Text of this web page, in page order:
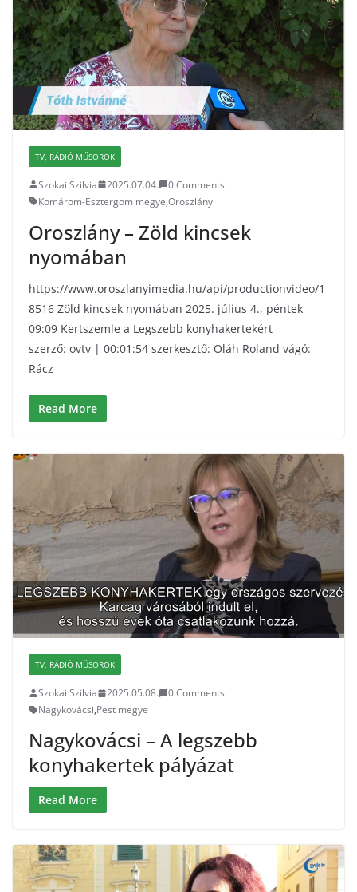
TV, RÁDIÓ MŰSOROK
Szokai Szilvia 2025.07.04.
0 Comments
Komárom-Esztergom megye,Oroszlány
Oroszlány – Zöld kincsek
nyomában
https://www.oroszlanyimedia.hu/api/productionvideo/1
8516 Zöld kincsek nyomában 2025. július 4., péntek
09:09 Kertszemle a Legszebb konyhakertekért
szerző: ovtv | 00:01:54 szerkesztő: Oláh Roland vágó:
Rácz
Read More
TV, RÁDIÓ MŰSOROK
Szokai Szilvia 2025.05.08.
0 Comments
Nagykovácsi,Pest megye
Nagykovácsi – A legszebb
konyhakertek pályázat
Read More